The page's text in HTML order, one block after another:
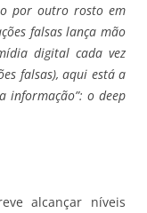
por outro rosto em
falsas lança mão
digital cada vez
falsas), aqui está a
informação”: o deep
alcançar níveis